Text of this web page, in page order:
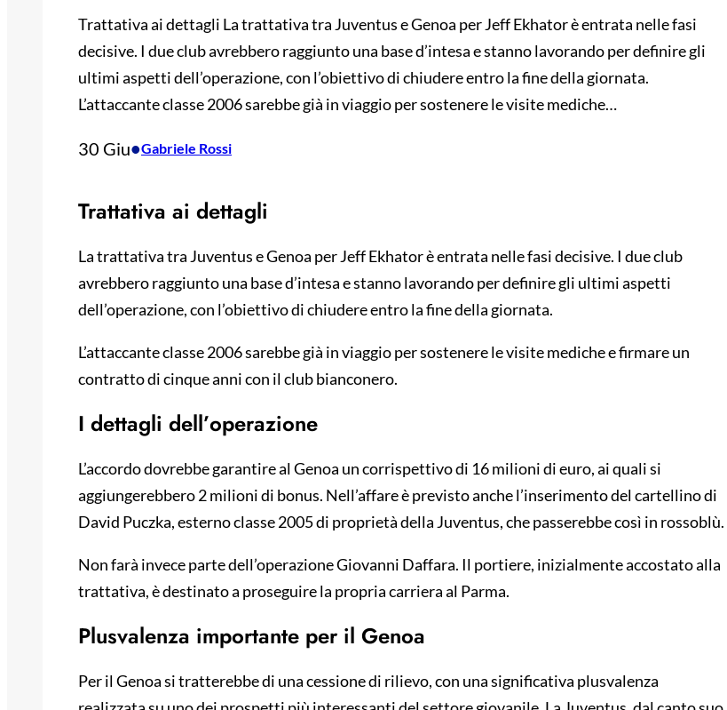
Trattativa ai dettagli La trattativa tra Juventus e Genoa per Jeff Ekhator è entrata nelle fasi
decisive. I due club avrebbero raggiunto una base d’intesa e stanno lavorando per definire gli
ultimi aspetti dell’operazione, con l’obiettivo di chiudere entro la fine della giornata.
L’attaccante classe 2006 sarebbe già in viaggio per sostenere le visite mediche…
30 Giu•Gabriele Rossi
Trattativa ai dettagli
La trattativa tra Juventus e Genoa per Jeff Ekhator è entrata nelle fasi decisive. I due club
avrebbero raggiunto una base d’intesa e stanno lavorando per definire gli ultimi aspetti
dell’operazione, con l’obiettivo di chiudere entro la fine della giornata.
L’attaccante classe 2006 sarebbe già in viaggio per sostenere le visite mediche e firmare un
contratto di cinque anni con il club bianconero.
I dettagli dell’operazione
L’accordo dovrebbe garantire al Genoa un corrispettivo di 16 milioni di euro, ai quali si
aggiungerebbero 2 milioni di bonus. Nell’affare è previsto anche l’inserimento del cartellino di
David Puczka, esterno classe 2005 di proprietà della Juventus, che passerebbe così in rossoblù.
Non farà invece parte dell’operazione Giovanni Daffara. Il portiere, inizialmente accostato alla
trattativa, è destinato a proseguire la propria carriera al Parma.
Plusvalenza importante per il Genoa
Per il Genoa si tratterebbe di una cessione di rilievo, con una significativa plusvalenza